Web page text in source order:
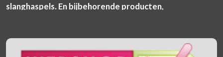
slanghaspels. En bijbehorende producten,